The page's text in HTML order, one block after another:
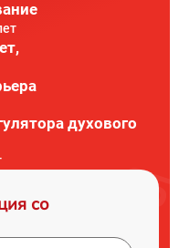
духового
со